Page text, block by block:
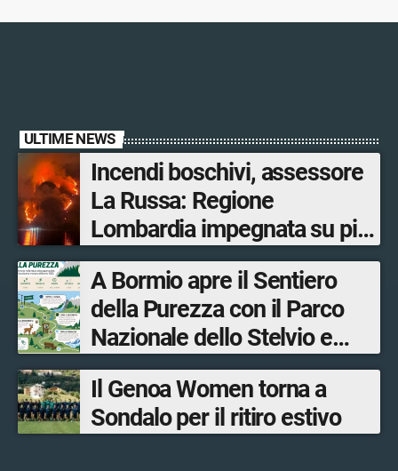
ULTIME NEWS
Incendi boschivi, assessore
La Russa: Regione
Lombardia impegnata su più
fronti, 48 volontari coinvolti
tra le province di Lecco,
Sondrio, Milano e Como
A Bormio apre il Sentiero
della Purezza con il Parco
Nazionale dello Stelvio e
Bormio Tourism
Il Genoa Women torna a
Sondalo per il ritiro estivo